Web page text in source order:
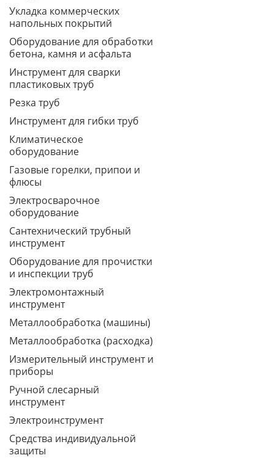
Укладка коммерческих
напольных покрытий
Оборудование для обработки
бетона, камня и асфальта
Инструмент для сварки
пластиковых труб
Резка труб
Инструмент для гибки труб
Климатическое
оборудование
Газовые горелки, припои и
флюсы
Электросварочное
оборудование
Сантехнический трубный
инструмент
Оборудование для прочистки
и инспекции труб
Электромонтажный
инструмент
Металлообработка (машины)
Металлообработка (расходка)
Измерительный инструмент и
приборы
Ручной слесарный
инструмент
Электроинструмент
Средства индивидуальной
защиты